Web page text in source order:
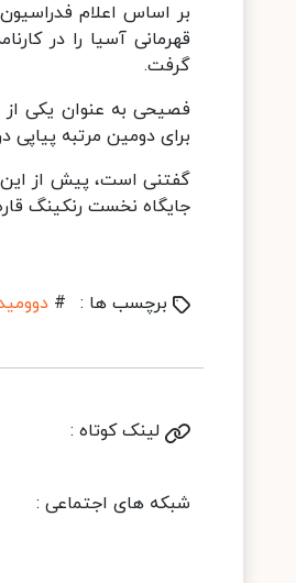
بر اساس اعلام
گرفت.
فصیحی به عنوان یکی
برای دومین مرتبه پیاپی
گفتنی است، پیش از این
جایگاه نخست رنکینگ
برچسب ها : #
لینک کوتاه :
شبکه های اجتماعی :